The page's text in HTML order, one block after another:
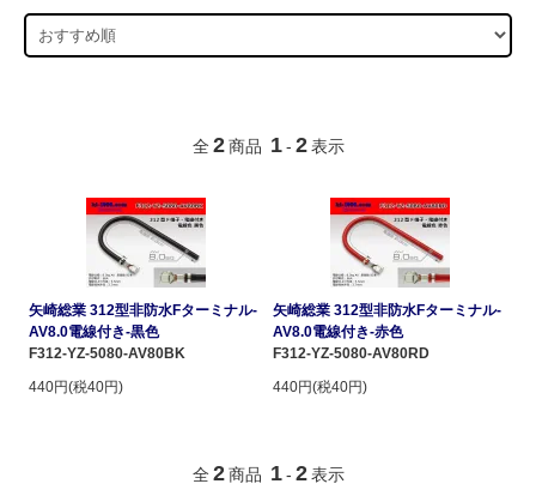
全 2 商品 1 - 2 表示
矢崎総業 312型非防水Fターミナル-
AV8.0電線付き-黒色
F312-YZ-5080-AV80BK
440円(税40円)
矢崎総業 312型非防水Fターミナル-
AV8.0電線付き-赤色
F312-YZ-5080-AV80RD
440円(税40円)
全 2 商品 1 - 2 表示